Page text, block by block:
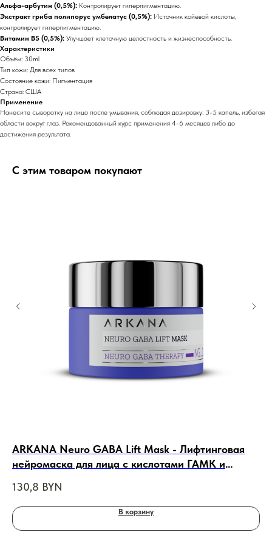
Альфа-арбутин (0,5%): Контролирует гиперпигментацию.
Экстракт гриба полипорус умбелатус (0,5%): Источник койевой кислоты,
контролирует гиперпигментацию.
Витамин В5 (0,5%): Улучшает клеточную целостность и жизнеспособность.
Характеристики
Объём: 30ml
Тип кожи: Для всех типов
Состояние кожи: Пигментация
Страна: США
Применение
Нанесите сыворотку на лицо после умывания, соблюдая дозировку: 3-5 капель, избегая
области вокруг глаз. Рекомендованный курс применения 4-6 месяцев либо до
достижения результата.
С этим товаром покупают
ARKANA Neuro GABA Lift Mask - Лифтинговая
нейромаска для лица с кислотами ГАМК и
130,8 BYN
В корзину